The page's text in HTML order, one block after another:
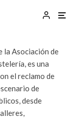
la Asociación de
es una
el reclamo de
de
desde